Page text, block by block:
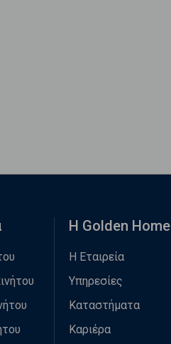
Η Golden Home
Η Εταιρεία
Υπηρεσίες
Καταστήματα
Καριέρα